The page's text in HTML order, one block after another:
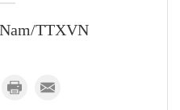
TTXVN